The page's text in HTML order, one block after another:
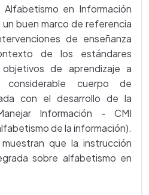
en Información
un buen marco de referencia
de enseñanza
de los estándares
de aprendizaje a
cuerpo de
con el desarrollo de la
Información - CMI
de la información).
que la instrucción
sobre alfabetismo en